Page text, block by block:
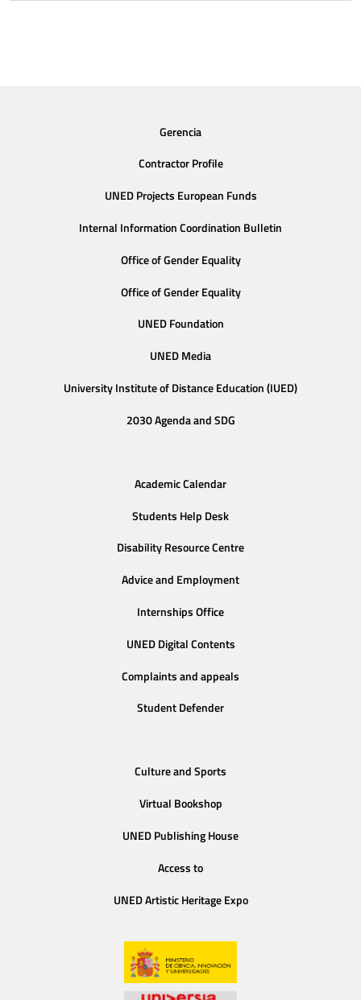
Gerencia
Contractor Profile
UNED Projects European Funds
Internal Information Coordination Bulletin
Office of Gender Equality
Office of Gender Equality
UNED Foundation
UNED Media
University Institute of Distance Education (IUED)
2030 Agenda and SDG
Academic Calendar
Students Help Desk
Disability Resource Centre
Advice and Employment
Internships Office
UNED Digital Contents
Complaints and appeals
Student Defender
Culture and Sports
Virtual Bookshop
UNED Publishing House
Access to
UNED Artistic Heritage Expo